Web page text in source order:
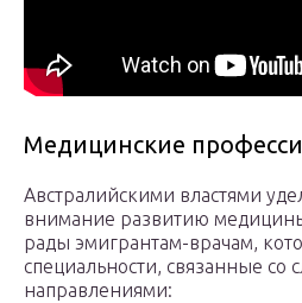
Медицинские
Австралийскими властями
внимание развитию
рады эмигрантам-врачам,
специальности, связанные со
направлениями: